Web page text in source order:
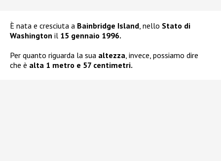
È nata e cresciuta a Bainbridge Island, nello Stato di
Washington il 15 gennaio 1996.
Per quanto riguarda la sua altezza, invece, possiamo dire
che è alta 1 metro e 57 centimetri.